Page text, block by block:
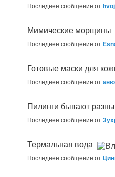
Последнее сообщение от
Мимические морщины
Последнее сообщение от
Готовые маски для
Последнее сообщение от
Пилинги бывают
Последнее сообщение от
Термальная вода
Последнее сообщение от